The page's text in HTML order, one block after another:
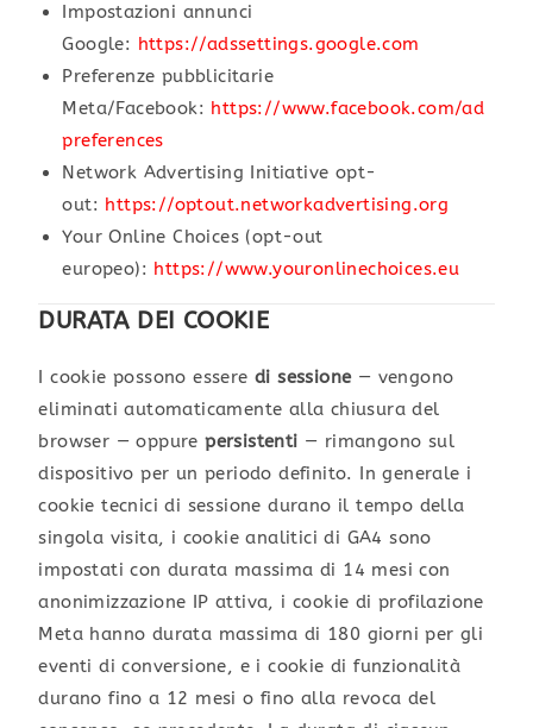
Impostazioni annunci
Google: https://adssettings.google.com
Preferenze pubblicitarie
Meta/Facebook: https://www.facebook.com/ad
preferences
Network Advertising Initiative opt-
out: https://optout.networkadvertising.org
Your Online Choices (opt-out
europeo): https://www.youronlinechoices.eu
DURATA DEI COOKIE
I cookie possono esseredi sessione— vengono
eliminati automaticamente alla chiusura del
browser — oppurepersistenti — rimangono sul
dispositivo per un periodo definito. In generale i
cookie tecnici di sessione durano il tempo della
singola visita, i cookie analitici di GA4 sono
impostati con durata massima di 14 mesi con
anonimizzazione IP attiva, i cookie di profilazione
Meta hanno durata massima di 180 giorni per gli
eventi di conversione, e i cookie di funzionalità
durano fino a 12 mesi o fino alla revoca del